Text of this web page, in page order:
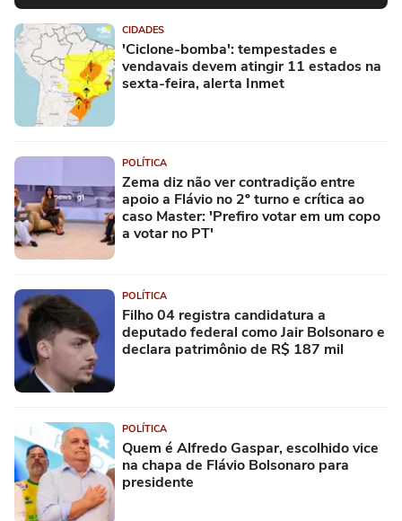
CIDADES
'Ciclone-bomba': tempestades e
vendavais devem atingir 11 estados na
sexta-feira, alerta Inmet
POLÍTICA
Zema diz não ver contradição entre
apoio a Flávio no 2º turno e crítica ao
caso Master: 'Prefiro votar em um copo
a votar no PT'
POLÍTICA
Filho 04 registra candidatura a
deputado federal como Jair Bolsonaro e
declara patrimônio de R$ 187 mil
POLÍTICA
Quem é Alfredo Gaspar, escolhido vice
na chapa de Flávio Bolsonaro para
presidente